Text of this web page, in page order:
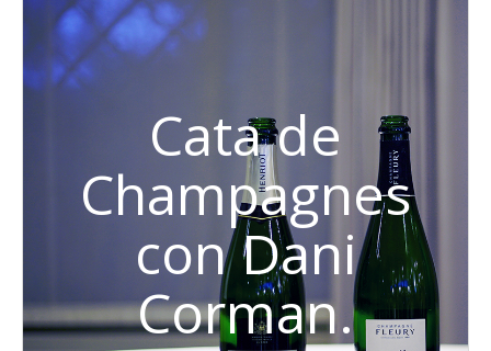
Cata de
Champagnes
con Dani
Corman.